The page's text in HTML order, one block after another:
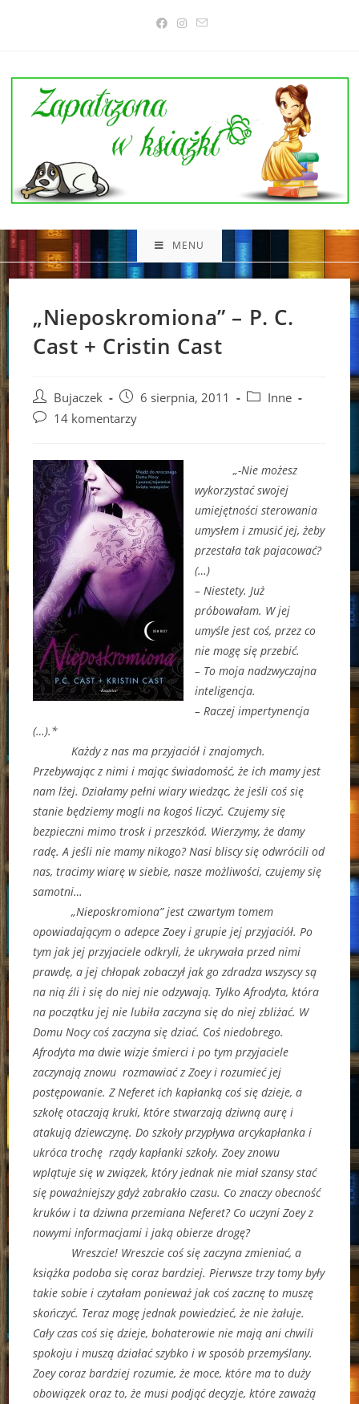
MENU
„Nieposkromiona” – P. C.
Cast + Cristin Cast
Post
author:
Bujaczek
Post
published:
6 sierpnia, 2011
PostInne
Post14 komentarzy
„-Nie możesz
wykorzystać swojej
umiejętności sterowania
umysłem i zmusić jej, żeby
przestała tak pajacować?
(…)
– Niestety. Już
próbowałam. W jej
umyśle jest coś, przez co
nie mogę się przebić.
– To moja nadzwyczajna
inteligencja.
– Raczej impertynencja
(…).*
Każdy z nas ma przyjaciół i znajomych.
Przebywając z nimi i mając świadomość, że ich mamy jest
nam lżej. Działamy pełni wiary wiedząc, że jeśli coś się
stanie będziemy mogli na kogoś liczyć. Czujemy się
bezpieczni mimo trosk i przeszkód. Wierzymy, że damy
radę. A jeśli nie mamy nikogo? Nasi bliscy się odwrócili od
nas, tracimy wiarę w siebie, nasze możliwości, czujemy się
samotni…
„Nieposkromiona” jest czwartym tomem
opowiadającym o adepce Zoey i grupie jej przyjaciół. Po
tym jak jej przyjaciele odkryli, że ukrywała przed nimi
prawdę, a jej chłopak zobaczył jak go zdradza wszyscy są
na nią źli i się do niej nie odzywają. Tylko Afrodyta, która
na początku jej nie lubiła zaczyna się do niej zbliżać. W
Domu Nocy coś zaczyna się dziać. Coś niedobrego.
Afrodyta ma dwie wizje śmierci i po tym przyjaciele
zaczynają znowu rozmawiać z Zoey i rozumieć jej
postępowanie. Z Neferet ich kapłanką coś się dzieje, a
szkołę otaczają kruki, które stwarzają dziwną aurę i
atakują dziewczynę. Do szkoły przypływa arcykapłanka i
ukróca trochę rządy kapłanki szkoły. Zoey znowu
wplątuje się w związek, który jednak nie miał szansy stać
się poważniejszy gdyż zabrakło czasu. Co znaczy obecność
kruków i ta dziwna przemiana Neferet? Co uczyni Zoey z
nowymi informacjami i jaką obierze drogę?
Wreszcie! Wreszcie coś się zaczyna zmieniać, a
książka podoba się coraz bardziej. Pierwsze trzy tomy były
takie sobie i czytałam ponieważ jak coś zacznę to muszę
skończyć. Teraz mogę jednak powiedzieć, że nie żałuje.
Cały czas coś się dzieje, bohaterowie nie mają ani chwili
spokoju i muszą działać szybko i w sposób przemyślany.
Zoey coraz bardziej rozumie, że moce, które ma to duży
obowiązek oraz to, że musi podjąć decyzje, które zaważą